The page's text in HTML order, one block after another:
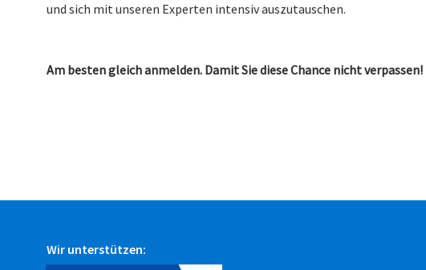
und sich mit unseren Experten intensiv auszutauschen.
Am besten gleich anmelden. Damit Sie diese Chance nicht verpassen!
Wir unterstützen: